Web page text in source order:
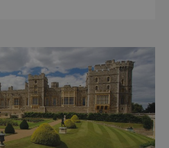
a 1695 vydupou
Zabírá plochu 1300
800 metrů cest.
promění saze